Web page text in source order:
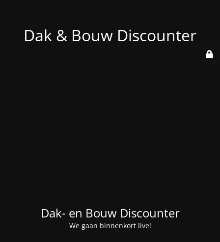
Dak & Bouw Discounter
Dak- en Bouw Discounter
We gaan binnenkort live!